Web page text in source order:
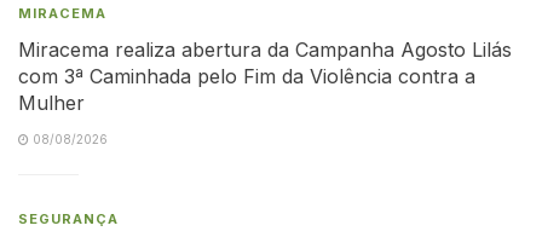
MIRACEMA
Miracema realiza abertura da Campanha Agosto Lilás
com 3ª Caminhada pelo Fim da Violência contra a
Mulher
08/08/2026
SEGURANÇA